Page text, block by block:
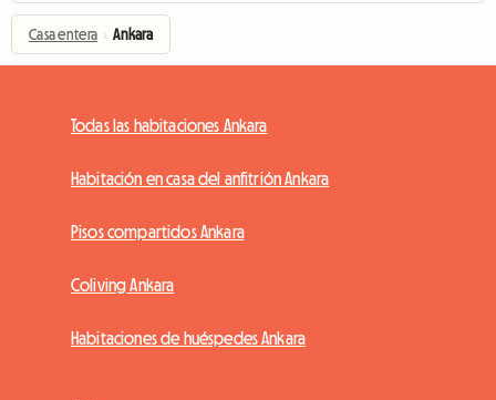
Casa entera › Ankara
Todas las habitaciones Ankara
Habitación en casa del anfitrión Ankara
Pisos compartidos Ankara
Coliving Ankara
Habitaciones de huéspedes Ankara